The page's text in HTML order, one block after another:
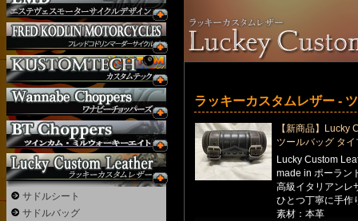
ラッキーカスタムレザー -
【新商品】Lucky
ツールバッグ タ
Lucky Custom
made in ポーラン
高級イタリアンレ
ひとつ丁寧に手作
素材：本革
サドルシート
サドルバッグ